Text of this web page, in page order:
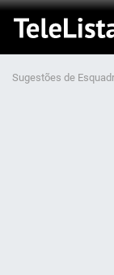
Sugestões de